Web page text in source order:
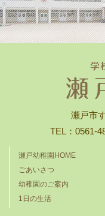
瀬戸市
TEL：0561-
瀬戸幼稚園HOME
ごあいさつ
幼稚園のご案内
1日の生活